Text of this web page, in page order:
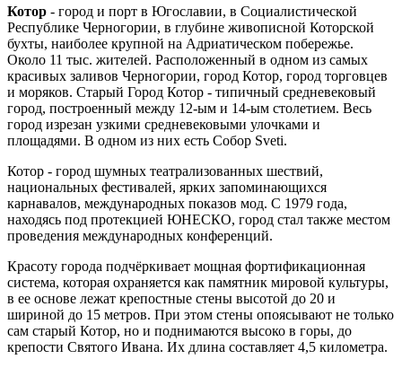
Котор - город и порт в Югославии, в Социалистической
Республике Черногории, в глубине живописной Которской
бухты, наиболее крупной на Адриатическом побережье.
Около 11 тыс. жителей. Расположенный в одном из самых
красивых заливов Черногории, город Котор, город торговцев
и моряков. Старый Город Котор - типичный средневековый
город, построенный между 12-ым и 14-ым столетием. Весь
город изрезан узкими средневековыми улочками и
площадями. В одном из них есть Собор Sveti.
Котор - город шумных театрализованных шествий,
национальных фестивалей, ярких запоминающихся
карнавалов, международных показов мод. С 1979 года,
находясь под протекцией ЮНЕСКО, город стал также местом
проведения международных конференций.
Красоту города подчёркивает мощная фортификационная
система, которая охраняется как памятник мировой культуры,
в ее основе лежат крепостные стены высотой до 20 и
шириной до 15 метров. При этом стены опоясывают не только
сам старый Котор, но и поднимаются высоко в горы, до
крепости Святого Ивана. Их длина составляет 4,5 километра.